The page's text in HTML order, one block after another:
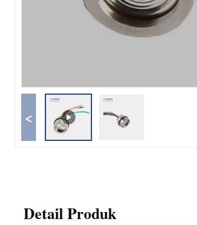
<
Detail Produk